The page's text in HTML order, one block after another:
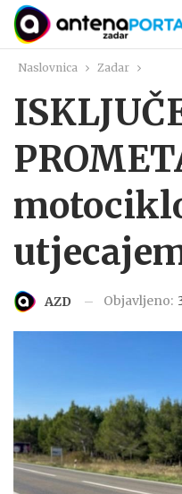
Naslovnica Zadar
AZD Objavljeno: